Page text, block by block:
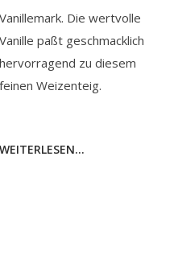
Vanillemark. Die wertvolle
Vanille paßt geschmacklich
hervorragend zu diesem
feinen Weizenteig.
WEITERLESEN...